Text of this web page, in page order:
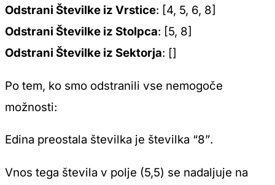
Odstrani Številke iz Vrstice: [4, 5, 6, 8]
Odstrani Številke iz Stolpca: [5, 8]
Odstrani Številke iz Sektorja: []
Po tem, ko smo odstranili vse nemogoče
možnosti:
Edina preostala številka je številka “8”.
Vnos tega števila v polje (5,5) se nadaljuje na